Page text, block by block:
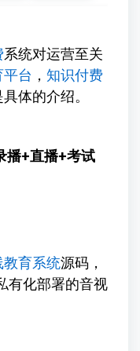
系统对运营至关
台 ， 知识付费
体的介绍。
播+直播+考试
教育系统源码，
有化部署的音视